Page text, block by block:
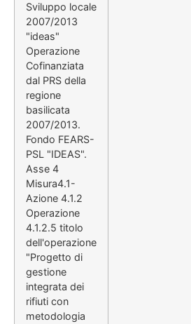
Sviluppo locale
2007/2013
"ideas"
Operazione
Cofinanziata
dal PRS della
regione
basilicata
2007/2013.
Fondo FEARS-
PSL "IDEAS".
Asse 4
Misura4.1-
Azione 4.1.2
Operazione
4.1.2.5 titolo
dell'operazione
"Progetto di
gestione
integrata dei
rifiuti con
metodologia